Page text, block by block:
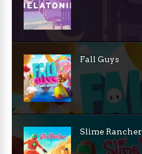
Fall Guys
Slime Rancher